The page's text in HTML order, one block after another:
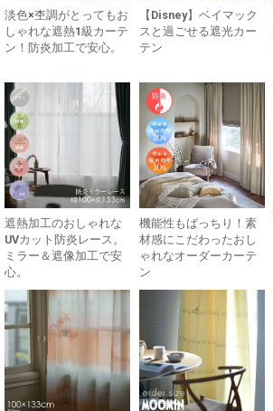
淡色×杢調がとってもお
しゃれな遮熱1級カーテ
ン！防炎加工で安心。
【Disney】ベイマック
スと過ごせる遮光カー
テン
遮熱加工のおしゃれな
UVカット防炎レース。
ミラー＆遮像加工で安
心。
機能性もばっちり！素
材感にこだわったおし
ゃれなオーダーカーテ
ン